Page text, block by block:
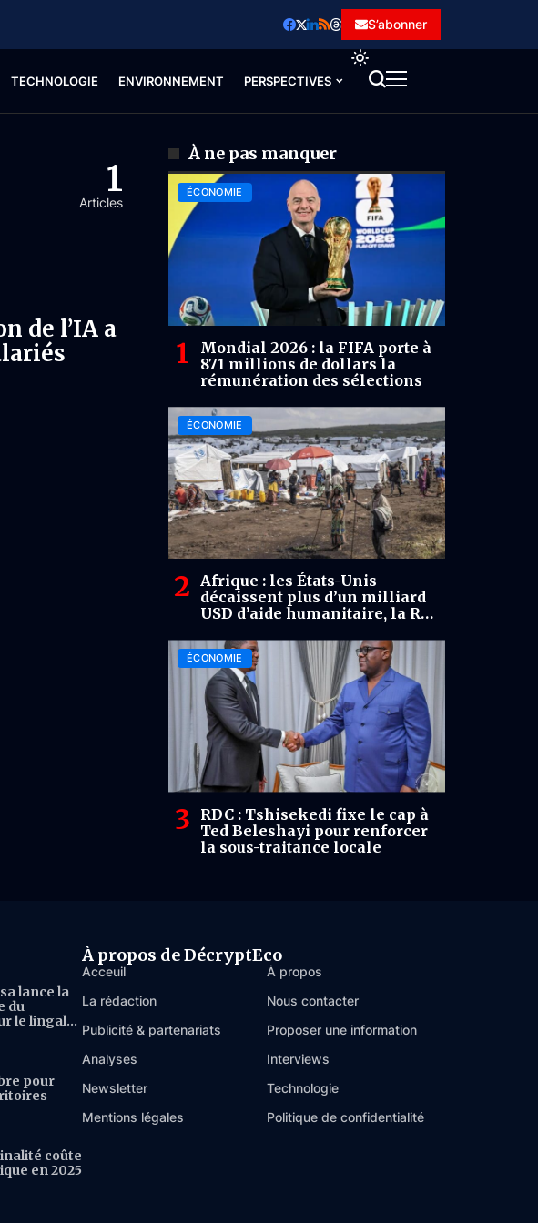
S’abonner
TECHNOLOGIE ENVIRONNEMENT PERSPECTIVES
1
Articles
de l’IA a
À ne pas manquer
ÉCONOMIE
Mondial 2026 : la FIFA porte à
871 millions de dollars la
rémunération des sélections
ÉCONOMIE
Afrique : les États-Unis
décaissent plus d’un milliard
USD d’aide humanitaire, la RDC
ÉCONOMIE
RDC : Tshisekedi fixe le cap à
Ted Beleshayi pour renforcer
la sous-traitance locale
lance la
du
le lingala
pour
coûte
en 2025
À propos de DécryptEco
Acceuil
À propos
La rédaction
Nous contacter
Publicité & partenariats
Proposer une information
Analyses
Interviews
Newsletter
Technologie
Mentions légales
Politique de confidentialité